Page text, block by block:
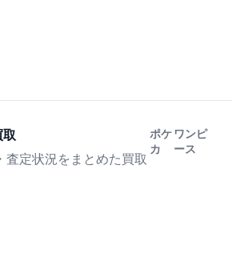
査定状況をまとめた買取
ポケ
カ
ワンピ
ース